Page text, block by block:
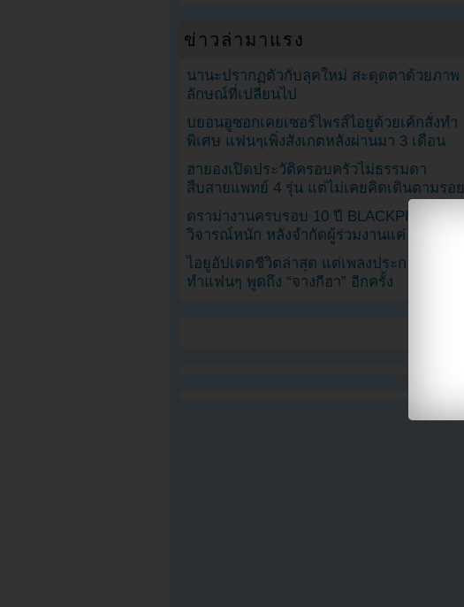
ข่าวล่ามาแรง
นานะปรากฏตัวกับลุคใหม่ สะดุดตาด้วยภาพ
ลักษณ์ที่เปลี่ยนไป
บยอนอูซอกเคยเซอร์ไพรส์ไอยูด้วยเค้กสั่งทำ
พิเศษ แฟนๆเพิ่งสังเกตหลังผ่านมา 3 เดือน
ฮายองเปิดประวัติครอบครัวไม่ธรรมดา
สืบสายแพทย์ 4 รุ่น แต่ไม่เคยคิดเดินตามรอย
ดราม่างานครบรอบ 10 ปี BLACKPINK แฟน
วิจารณ์หนัก หลังจำกัดผู้ร่วมงานแค่ 40 คน
ไอยูอัปเดตชีวิตล่าสุด แต่เพลงประกอบโพสต์
ทำแฟนๆ พูดถึง “จางกีฮา” อีกครั้ง